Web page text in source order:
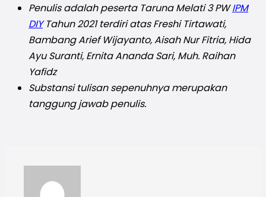
Penulis adalah peserta Taruna Melati 3 PWIPM
DIYTahun 2021 terdiri atas Freshi Tirtawati,
Bambang Arief Wijayanto, Aisah Nur Fitria, Hida
Ayu Suranti, Ernita Ananda Sari, Muh. Raihan
Yafidz
Substansi tulisan sepenuhnya merupakan
tanggung jawab penulis.